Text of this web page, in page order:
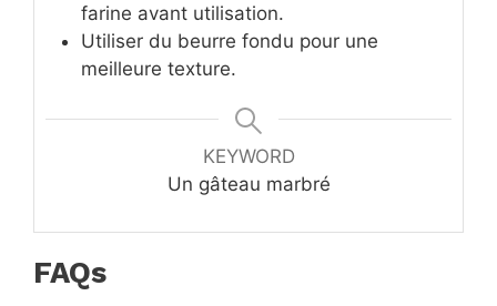
farine avant utilisation.
Utiliser du beurre fondu pour une
meilleure texture.
KEYWORD
Un gâteau marbré
FAQs